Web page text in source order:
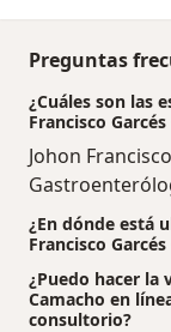
Preguntas
¿Cuáles son las
Francisco
Johon
¿En dónde está
Francisco
¿Puedo hacer la
Camacho en
consultorio?